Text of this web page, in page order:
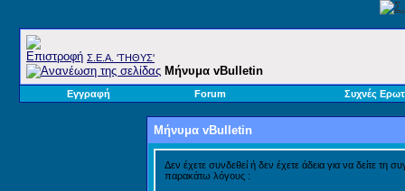
Σ.E.A. 'ΤΗΘΥΣ'
Μήνυμα vBulletin
Εγγραφή Forum Συχνές
Μήνυμα vBulletin
Δεν έχετε συνδεθεί ή δεν έχετε άδεια για να δείτε τη
παρακάτω λόγους :